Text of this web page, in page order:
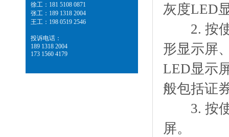
徐工：181 5108 0871
张工：189 1318 2004
王工：198 0519 2546
投诉电话：
189 1318 2004
173 1560 4179
灰度LED
2. 按使
形显示屏
LED显示
般包括证
3. 按使
屏。